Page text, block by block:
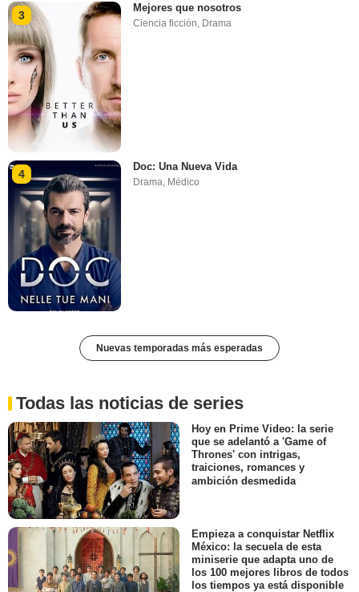
3
Mejores que nosotros
Ciencia ficción Drama
4
Doc: Una Nueva Vida
Drama, Médico
Nuevas temporadas más esperadas
Todas las noticias de series
Hoy en Prime Video: la serie
que se adelantó a 'Game of
Thrones' con intrigas,
traiciones, romances y
ambición desmedida
Empieza a conquistar Netflix
México: la secuela de esta
miniserie que adapta uno de
los 100 mejores libros de todos
los tiempos ya está disponible